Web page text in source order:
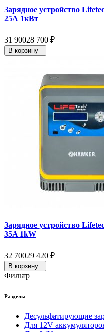
Зарядное устройство
25А 1кВт
31 90028 700 ₽
В корзину
Зарядное устройство
35A 1kW
32 70029 420 ₽
В корзину
Фильтр
Разделы
Десульфатирующие
Для 12V